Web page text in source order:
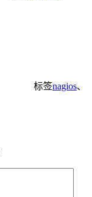
标签nagios、